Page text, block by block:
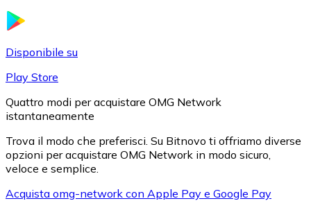
Disponibile su
Play Store
Quattro modi per acquistare OMG Network
istantaneamente
Trova il modo che preferisci. Su Bitnovo ti offriamo diverse
opzioni per acquistare OMG Network in modo sicuro,
veloce e semplice.
Acquista omg-network con Apple Pay e Google Pay